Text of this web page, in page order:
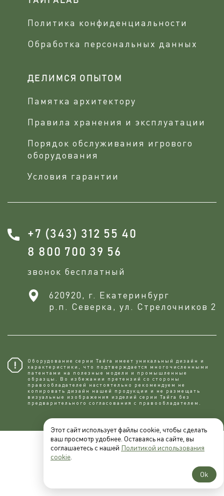
Политика конфиденциальности
Обработка персональных данных
ДЕЛИМСЯ ОПЫТОМ
Памятка архитектору
Правила хранения и эксплуатации
Порядок обслуживания игрового
оборудования
Условия гарантии
+7 (343) 312 55 40
8 800 700 39 56
звонок бесплатный
620920, г. Екатеринбург
р.п. Северка, ул. Стрелочников 2
Оборудование серии Тайга имеет уникальный дизайн и
характеристики, что подтверждается многочисленными
патентами на полезные модели и промышленные
образцы. Во избежании претензий со стороны
правообладателей настоятельно рекомендуем не
копировaть дизайн нашей продукции и не размещать
визуальные изображения изделий серии Тайга без
предварительного согласования с правообладателем.
Этот сайт использует файлы cookie, чтобы сделать
ваш просмотр удобнее. Оставаясь на сайте, вы
соглашаетесь с нашей Политикой использования
cookie
Ok